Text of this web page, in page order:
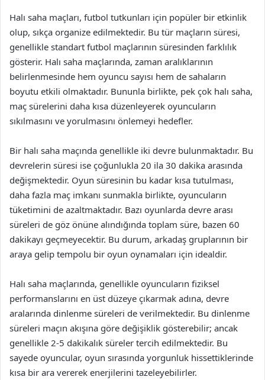
Halı saha maçları, futbol tutkunları için popüler bir etkinlik
olup, sıkça organize edilmektedir. Bu tür maçların süresi,
genellikle standart futbol maçlarının süresinden farklılık
gösterir. Halı saha maçlarında, zaman aralıklarının
belirlenmesinde hem oyuncu sayısı hem de sahaların
boyutu etkili olmaktadır. Bununla birlikte, pek çok halı saha,
maç sürelerini daha kısa düzenleyerek oyuncuların
sıkılmasını ve yorulmasını önlemeyi hedefler.
Bir halı saha maçında genellikle iki devre bulunmaktadır. Bu
devrelerin süresi ise çoğunlukla 20 ila 30 dakika arasında
değişmektedir. Oyun süresinin bu kadar kısa tutulması,
daha fazla maç imkanı sunmakla birlikte, oyuncuların
tüketimini de azaltmaktadır. Bazı oyunlarda devre arası
süreleri de göz önüne alındığında toplam süre, bazen 60
dakikayı geçmeyecektir. Bu durum, arkadaş gruplarının bir
araya gelip tempolu bir oyun oynamaları için idealdir.
Halı saha maçlarında, genellikle oyuncuların fiziksel
performanslarını en üst düzeye çıkarmak adına, devre
aralarında dinlenme süreleri de verilmektedir. Bu dinlenme
süreleri maçın akışına göre değişiklik gösterebilir; ancak
genellikle 2-5 dakikalık süreler tercih edilmektedir. Bu
sayede oyuncular, oyun sırasında yorgunluk hissettiklerinde
kısa bir ara vererek enerjilerini tazeleyebilirler.